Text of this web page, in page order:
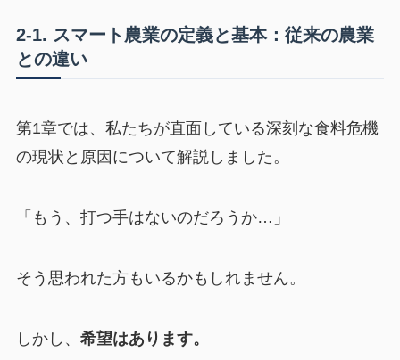
2-1. スマート農業の定義と基本：従来の農業
との違い
第1章では、私たちが直面している深刻な食料危機
の現状と原因について解説しました。
「もう、打つ手はないのだろうか…」
そう思われた方もいるかもしれません。
しかし、 希望はあります。